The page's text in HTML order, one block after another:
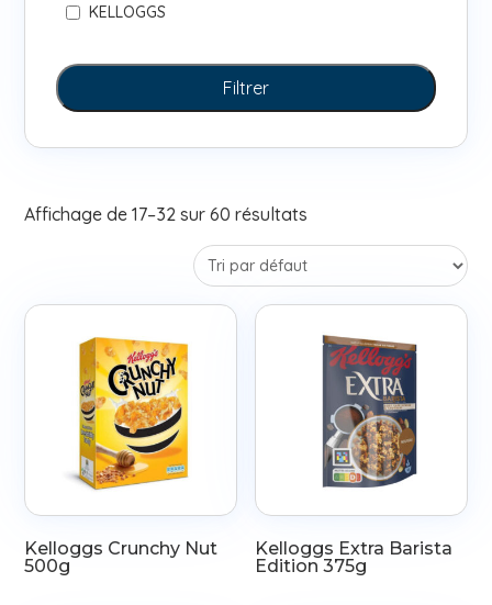
KELLOGGS
Filtrer
Affichage de 17–32 sur 60 résultats
Kelloggs Crunchy Nut
500g
Kelloggs Extra Barista
Edition 375g